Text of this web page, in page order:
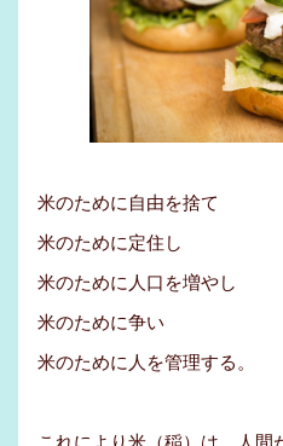
米のために自由を捨て
米のために定住し
米のために人口を増やし
米のために争い
米のために人を管理する。